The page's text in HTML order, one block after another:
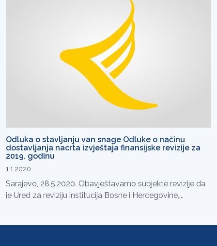
Odluka o stavljanju van snage Odluke o načinu
dostavljanja nacrta izvještaja finansijske revizije za
2019. godinu
1.1.2020
Sarajevo, 28.5.2020. Obavještavamo subjekte revizije da
je Ured za reviziju institucija Bosne i Hercegovine,...